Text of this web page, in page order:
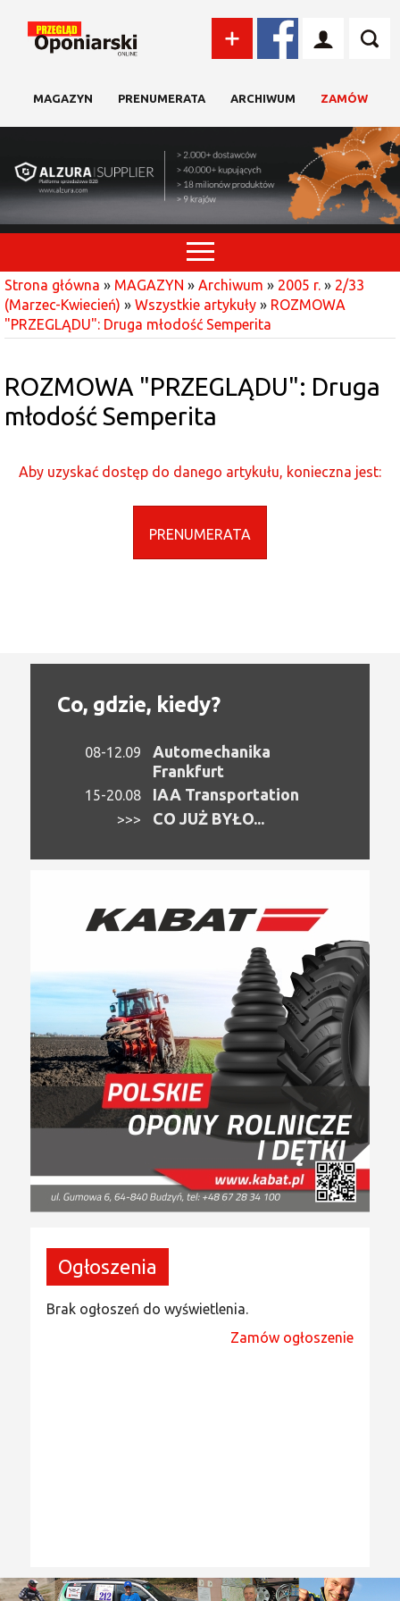
MAGAZYN PRENUMERATA ARCHIWUM ZAMÓW
Strona główna » MAGAZYN » Archiwum » 2005 r. » 2/33
(Marzec-Kwiecień) » Wszystkie artykuły » ROZMOWA
"PRZEGLĄDU": Druga młodość Semperita
ROZMOWA "PRZEGLĄDU": Druga
młodość Semperita
Aby uzyskać dostęp do danego artykułu, konieczna jest:
PRENUMERATA
Co, gdzie, kiedy?
08-12.09
Automechanika
Frankfurt
15-20.08 IAA Transportation
>>> CO JUŻ BYŁO...
Ogłoszenia
Brak ogłoszeń do wyświetlenia.
Zamów ogłoszenie